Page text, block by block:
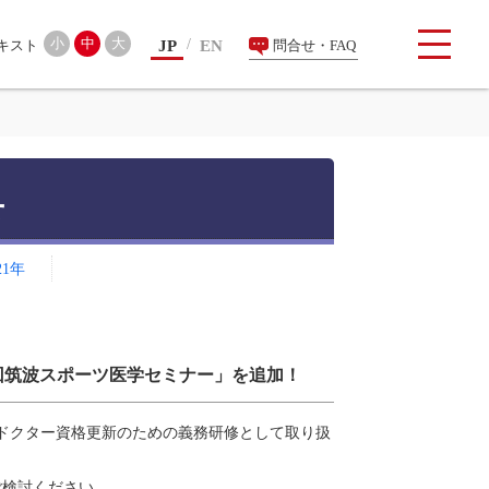
索 小 中 大 JP EN 問合せ・FAQ
年
波スポーツ医学セミナー」を追加！
ター資格更新のための義務研修として取り扱